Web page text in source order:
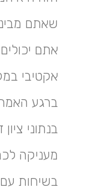
שאתם
אתם
אקטיבי
ברגע
בנתוני
מעניקה
בשיחות